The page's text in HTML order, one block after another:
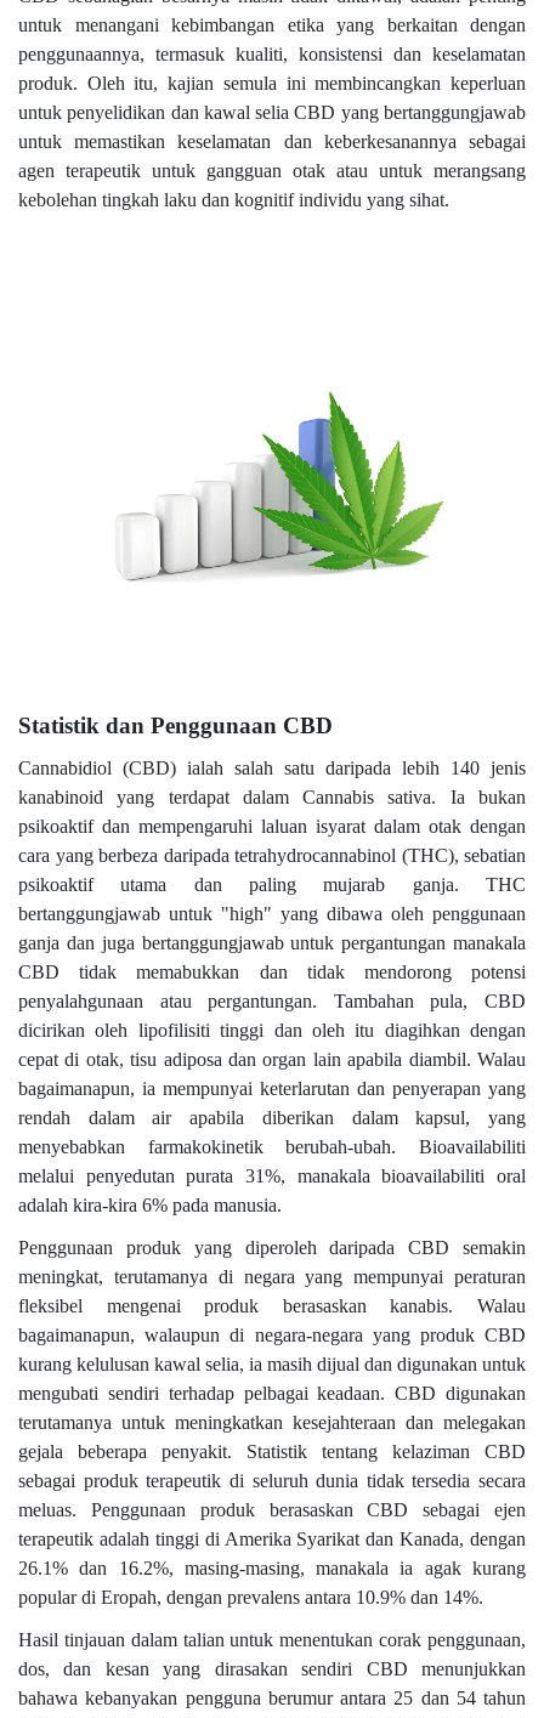
untuk menangani kebimbangan etika yang berkaitan dengan
penggunaannya, termasuk kualiti, konsistensi dan keselamatan
produk. Oleh itu, kajian semula ini membincangkan keperluan
untuk penyelidikan dan kawal selia CBD yang bertanggungjawab
untuk memastikan keselamatan dan keberkesanannya sebagai
agen terapeutik untuk gangguan otak atau untuk merangsang
kebolehan tingkah laku dan kognitif individu yang sihat.
Statistik dan Penggunaan CBD
Cannabidiol (CBD) ialah salah satu daripada lebih 140 jenis
kanabinoid yang terdapat dalam Cannabis sativa. Ia bukan
psikoaktif dan mempengaruhi laluan isyarat dalam otak dengan
cara yang berbeza daripada tetrahydrocannabinol (THC), sebatian
psikoaktif utama dan paling mujarab ganja. THC
bertanggungjawab untuk "high" yang dibawa oleh penggunaan
ganja dan juga bertanggungjawab untuk pergantungan manakala
CBD tidak memabukkan dan tidak mendorong potensi
penyalahgunaan atau pergantungan. Tambahan pula, CBD
dicirikan oleh lipofilisiti tinggi dan oleh itu diagihkan dengan
cepat di otak, tisu adiposa dan organ lain apabila diambil. Walau
bagaimanapun, ia mempunyai keterlarutan dan penyerapan yang
rendah dalam air apabila diberikan dalam kapsul, yang
menyebabkan farmakokinetik berubah-ubah. Bioavailabiliti
melalui penyedutan purata 31%, manakala bioavailabiliti oral
adalah kira-kira 6% pada manusia.
Penggunaan produk yang diperoleh daripada CBD semakin
meningkat, terutamanya di negara yang mempunyai peraturan
fleksibel mengenai produk berasaskan kanabis. Walau
bagaimanapun, walaupun di negara-negara yang produk CBD
kurang kelulusan kawal selia, ia masih dijual dan digunakan untuk
mengubati sendiri terhadap pelbagai keadaan. CBD digunakan
terutamanya untuk meningkatkan kesejahteraan dan melegakan
gejala beberapa penyakit. Statistik tentang kelaziman CBD
sebagai produk terapeutik di seluruh dunia tidak tersedia secara
meluas. Penggunaan produk berasaskan CBD sebagai ejen
terapeutik adalah tinggi di Amerika Syarikat dan Kanada, dengan
26.1% dan 16.2%, masing-masing, manakala ia agak kurang
popular di Eropah, dengan prevalens antara 10.9% dan 14%.
Hasil tinjauan dalam talian untuk menentukan corak penggunaan,
dos, dan kesan yang dirasakan sendiri CBD menunjukkan
bahawa kebanyakan pengguna berumur antara 25 dan 54 tahun